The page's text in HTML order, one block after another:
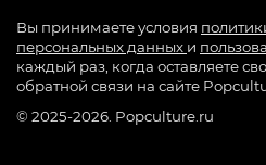
Вы принимаете условия
персональных данных и
каждый раз, когда оставляете
обратной связи на сайте
© 2025-2026. Popculture.ru